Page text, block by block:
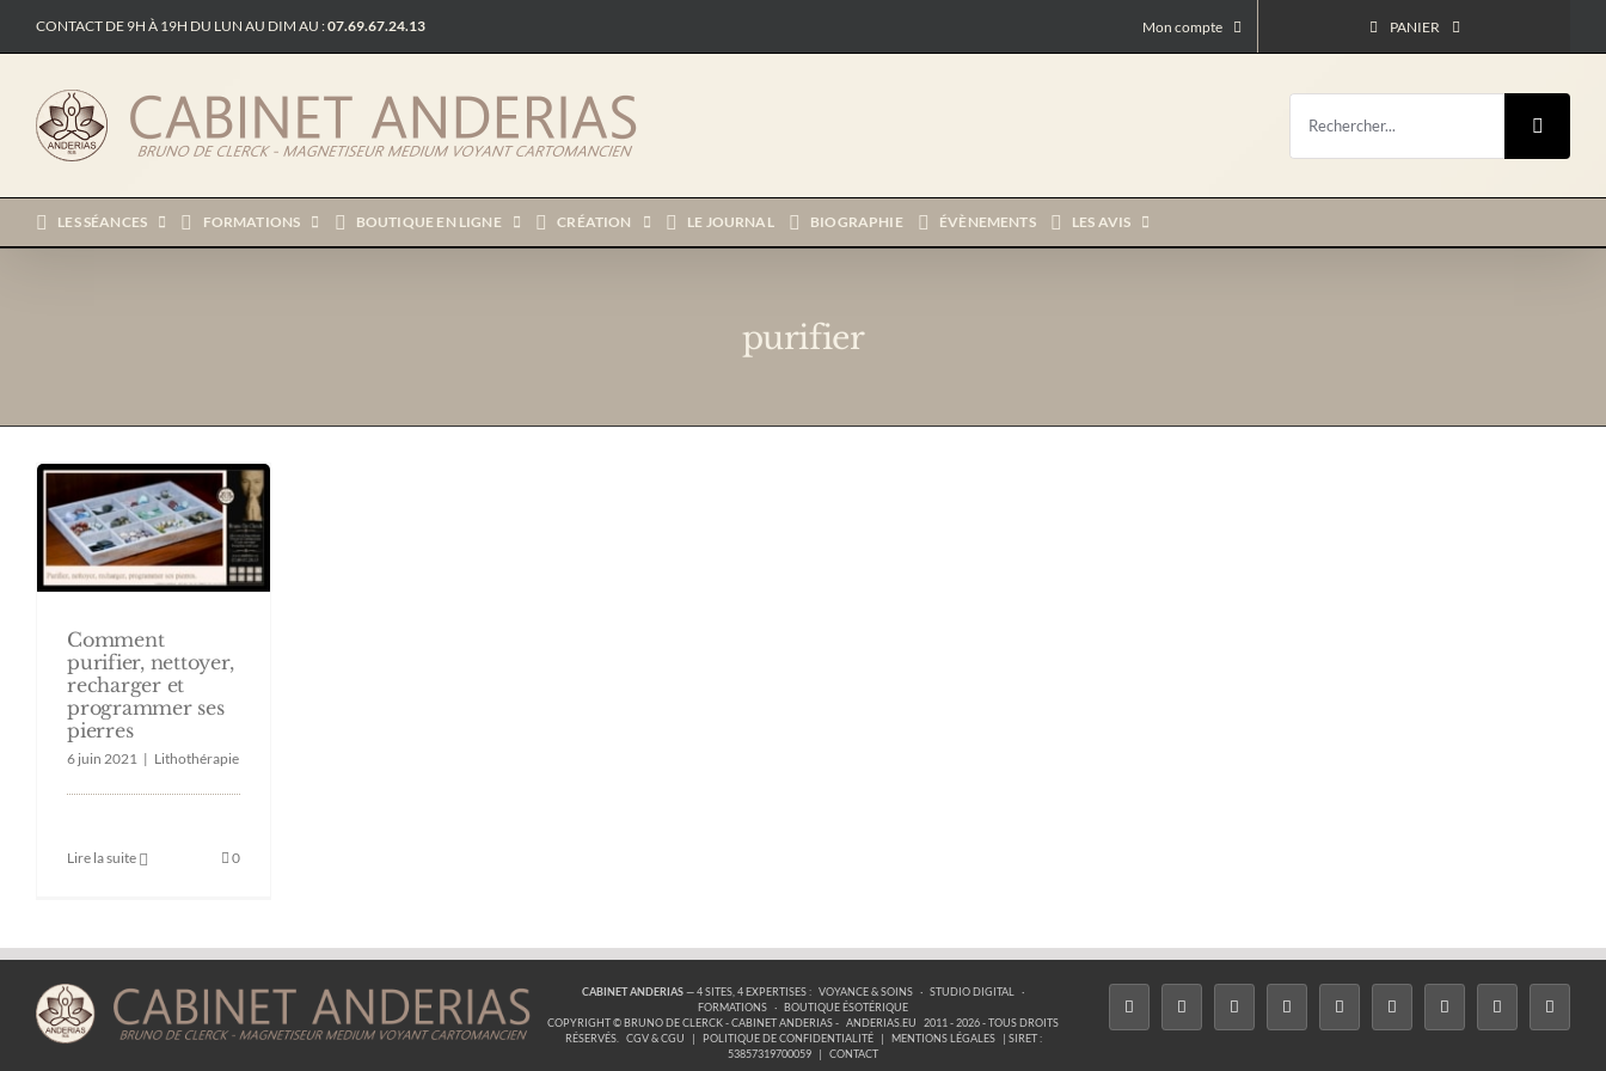
contenu
CONTACT DE 9H À 19H DU LUN AU DIM AU :07.69.67.24.13 Mon compte PANIER
Rechercher:
LES SÉANCES FORMATIONS BOUTIQUE EN LIGNE CRÉATION LE JOURNAL BIOGRAPHIE ÉVÈNEMENTS LES AVIS
purifier
Comment purifier,
nettoyer, recharger et
programmer ses
pierres
Comment
purifier, nettoyer,
recharger et
programmer ses
pierres
6 juin 2021 | Lithothérapie
Lire la suite 0
CABINET ANDERIAS— 4 SITES, 4 EXPERTISES : VOYANCE & SOINS · STUDIO DIGITAL ·
FORMATIONS ·
BOUTIQUE ÉSOTÉRIQUE
COPYRIGHT © BRUNO DE CLERCK - CABINET ANDERIAS - ANDERIAS.EU
2011 - 2026 - TOUS DROITS
RÉSERVÉS. CGV & CGU POLITIQUE DE CONFIDENTIALITÉ MENTIONS LÉGALES
| SIRET :
53857319700059
CONTACT